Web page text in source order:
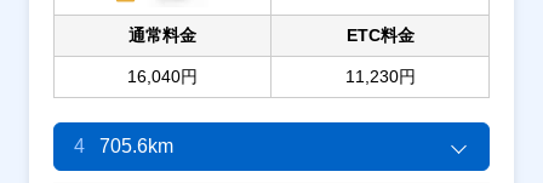
通常料金
16,040円
ETC料金
11,230円
4 705.6km